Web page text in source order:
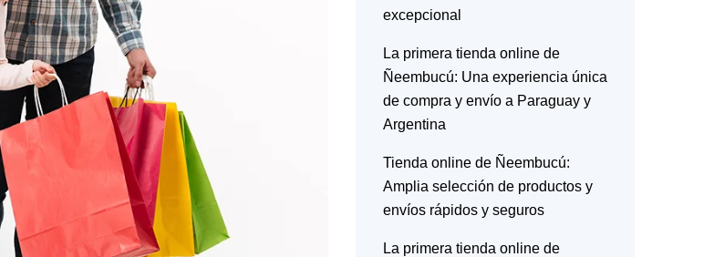
excepcional
La primera tienda online de
Ñeembucú: Una experiencia única
de compra y envío a Paraguay y
Argentina
Tienda online de Ñeembucú:
Amplia selección de productos y
envíos rápidos y seguros
La primera tienda online de